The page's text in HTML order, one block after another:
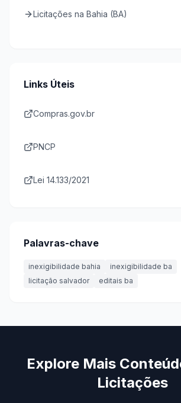
Licitações na Bahia (BA)
Links Úteis
Compras.gov.br
PNCP
Lei 14.133/2021
Palavras-chave
inexigibilidade bahia
inexigibilidade ba
licitação salvador
editais ba
Explore Mais
Licitações